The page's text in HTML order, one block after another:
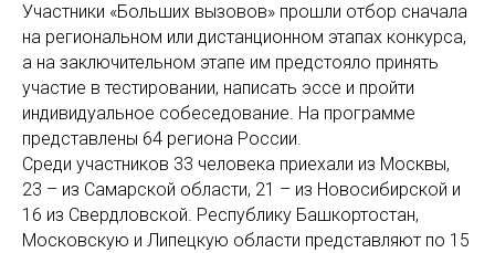
Участники «Больших вызовов» прошли отбор сначала
на региональном или дистанционном этапах конкурса,
а на заключительном этапе им предстояло принять
участие в тестировании, написать эссе и пройти
индивидуальное собеседование. На программе
представлены 64 региона России.
Среди участников 33 человека приехали из Москвы,
23 – из Самарской области, 21 – из Новосибирской и
16 из Свердловской. Республику Башкортостан,
Московскую и Липецкую области представляют по 15